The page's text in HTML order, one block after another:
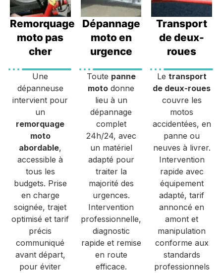
Remorquage
moto pas
cher
Une
dépanneuse
intervient pour
un
remorquage
moto
abordable,
accessible à
tous les
budgets. Prise
en charge
soignée, trajet
optimisé et tarif
précis
communiqué
avant départ,
pour éviter
Dépannage
moto en
urgence
Toute panne
moto donne
lieu à un
dépannage
complet
24h/24, avec
un matériel
adapté pour
traiter la
majorité des
urgences.
Intervention
professionnelle,
diagnostic
rapide et remise
en route
efficace.
Transport
de deux-
roues
Le transport
de deux-roues
couvre les
motos
accidentées, en
panne ou
neuves à livrer.
Intervention
rapide avec
équipement
adapté, tarif
annoncé en
amont et
manipulation
conforme aux
standards
professionnels